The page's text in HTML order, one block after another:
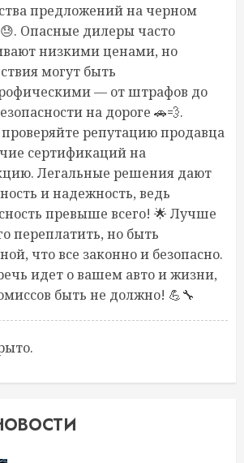
предложений на черном
Опасные дилеры часто
низкими ценами, но
могут быть
— от штрафов до
на дороге 🚗💨.
проверяйте репутацию продавца
сертификаций на
Легальные решения дают
и надежность, ведь
превыше всего! 🌟 Лучше
переплатить, но быть
что все законно и безопасно.
идет о вашем авто и жизни,
быть не должно! 💪🔧